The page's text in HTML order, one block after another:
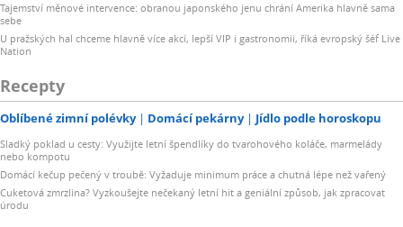
Tajemství měnové intervence: obranou japonského jenu chrání Amerika hlavně sama
sebe
U pražských hal chceme hlavně více akcí, lepší VIP i gastronomii, říká evropský šéf Live
Nation
Recepty
Oblíbené zimní polévky Domácí pekárny Jídlo podle horoskopu
Sladký poklad u cesty: Využijte letní špendlíky do tvarohového koláče, marmelády
nebo kompotu
Domácí kečup pečený v troubě: Vyžaduje minimum práce a chutná lépe než vařený
Cuketová zmrzlina? Vyzkoušejte nečekaný letní hit a geniální způsob, jak zpracovat
úrodu